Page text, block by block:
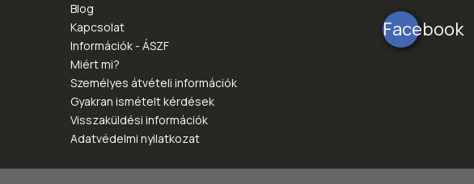
Blog
Kapcsolat
Információk - ÁSZF
Miért mi?
Személyes átvételi információk
Gyakran ismételt kérdések
Visszaküldési információk
Adatvédelmi nyilatkozat
Facebook